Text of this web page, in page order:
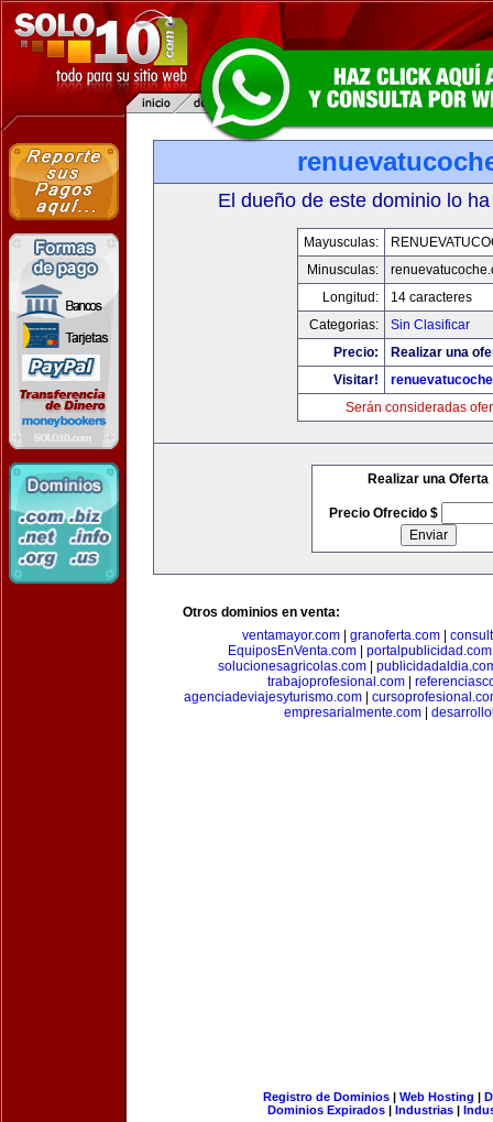
El dueño de este dominio lo
Mayusculas:
Minusculas:
Longitud:
14 caracteres
Categorias:
Sin Clasificar
Precio:
Realizar una
Visitar!
Serán consideradas
Realizar una Oferta
Precio Ofrecido $
Otros dominios en venta:
ventamayor.com| granoferta.com|
EquiposEnVenta.com
portalpublicidad.com
solucionesagricolas.com|
trabajoprofesional.com|
agenciadeviajesyturismo.com
empresarialmente.com
Registro de Dominios| Web Hosting |
Dominios Expirados | Industrias |